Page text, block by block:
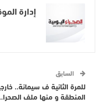
إدارة
السابق
للمرة الثانية ف سيمانة..
المنطقة و منها ملف الصحرا..